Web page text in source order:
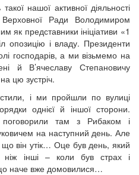
нашої активної діяльності
Ради Володимиром
як представники ініціативи «1
опозицію і владу. Президенти
господарів, а ми візьмемо на
й В’ячеславу Степановичу
цю зустріч.
і ми пройшли по вулиці
однієї й іншої сторони.
там з Рибаком і
на наступний день. Але
що він утік… Оце був день, який
інші – коли був страх і
наче вже домовилися…